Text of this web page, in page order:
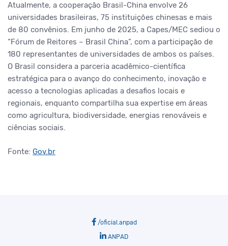
Atualmente, a cooperação Brasil-China envolve 26
universidades brasileiras, 75 instituições chinesas e mais
de 80 convênios. Em junho de 2025, a Capes/MEC sediou o
“Fórum de Reitores – Brasil China”, com a participação de
180 representantes de universidades de ambos os países.
O Brasil considera a parceria acadêmico-científica
estratégica para o avanço do conhecimento, inovação e
acesso a tecnologias aplicadas a desafios locais e
regionais, enquanto compartilha sua expertise em áreas
como agricultura, biodiversidade, energias renováveis e
ciências sociais.
Fonte: Gov.br
/oficial.anpad
ANPAD